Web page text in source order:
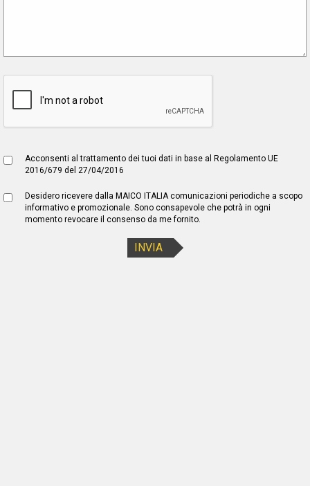
Acconsenti al trattamento dei tuoi dati in base al Regolamento UE
2016/679 del 27/04/2016
Desidero ricevere dalla MAICO ITALIA comunicazioni periodiche a scopo
informativo e promozionale. Sono consapevole che potrà in ogni
momento revocare il consenso da me fornito.